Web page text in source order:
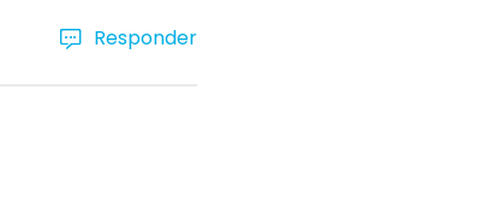
Responder